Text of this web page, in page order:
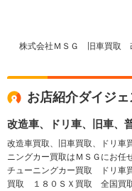
株式会社ＭＳＧ 旧車買取
お店紹介ダイジェ
改造車、ドリ車、旧車、
改造車買取、旧車買取、ドリ車
ニングカー買取はＭＳＧにお
チューニングカー買取 ドリ
買取 １８０ＳＸ買取 全国買